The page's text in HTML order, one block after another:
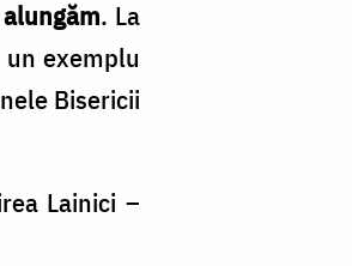
. La
exemplu
Bisericii
Lainici –